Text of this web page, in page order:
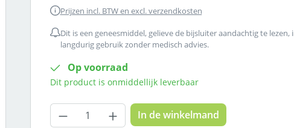
Prijzen incl. BTW en excl. verzendkosten
Dit is een geneesmiddel, gelieve de bijsluiter aandachtig te
langdurig gebruik zonder medisch advies.
Op voorraad
Dit product is onmiddellijk leverbaar
Producthoeveelheid: Voer de
In de winkelmand